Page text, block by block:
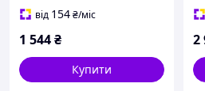
від 154₴/міс
1 544₴
Купити
2